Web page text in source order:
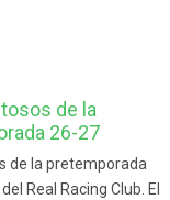
de la
26-27
de la pretemporada
Real Racing Club. El